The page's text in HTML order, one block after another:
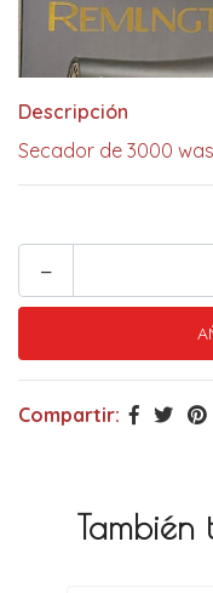
Descripción
Secador de 3000 was
-
Compartir:
También